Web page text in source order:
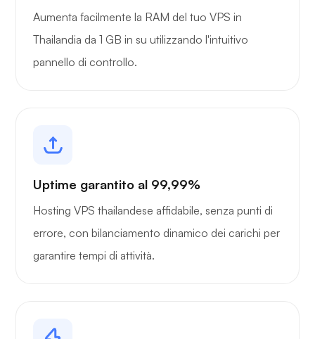
Aumenta facilmente la RAM del tuo VPS in
Thailandia da 1 GB in su utilizzando l'intuitivo
pannello di controllo.
Uptime garantito al 99,99%
Hosting VPS thailandese affidabile, senza punti di
errore, con bilanciamento dinamico dei carichi per
garantire tempi di attività.